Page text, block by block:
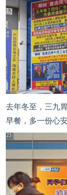
去年冬至，三九
早餐，多一份心